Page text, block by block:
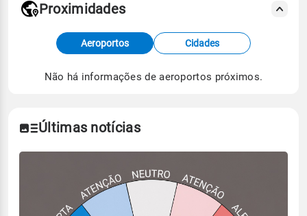
Fonte: dados combinados de estações
meteorológicas e satélite do Centro de Previsão
de Tempo e Estudos Climáticos (CPTEC).
Proximidades
Aeroportos Cidades
Não há informações de aeroportos próximos.
Últimas notícias